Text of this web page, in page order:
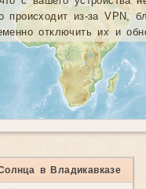
происходит из-за VPN,
отключить их и
в Владикавказе